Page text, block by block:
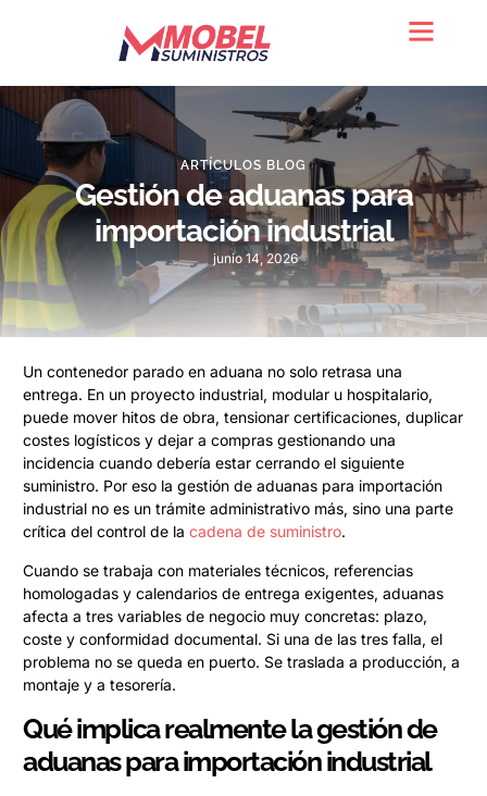
ARTÍCULOS BLOG
Gestión de aduanas para
importación industrial
junio 14, 2026
Un contenedor parado en aduana no solo retrasa una
entrega. En un proyecto industrial, modular u hospitalario,
puede mover hitos de obra, tensionar certificaciones, duplicar
costes logísticos y dejar a compras gestionando una
incidencia cuando debería estar cerrando el siguiente
suministro. Por eso la gestión de aduanas para importación
industrial no es un trámite administrativo más, sino una parte
crítica del control de la cadena de suministro.
Cuando se trabaja con materiales técnicos, referencias
homologadas y calendarios de entrega exigentes, aduanas
afecta a tres variables de negocio muy concretas: plazo,
coste y conformidad documental. Si una de las tres falla, el
problema no se queda en puerto. Se traslada a producción, a
montaje y a tesorería.
Qué implica realmente la gestión de
aduanas para importación industrial